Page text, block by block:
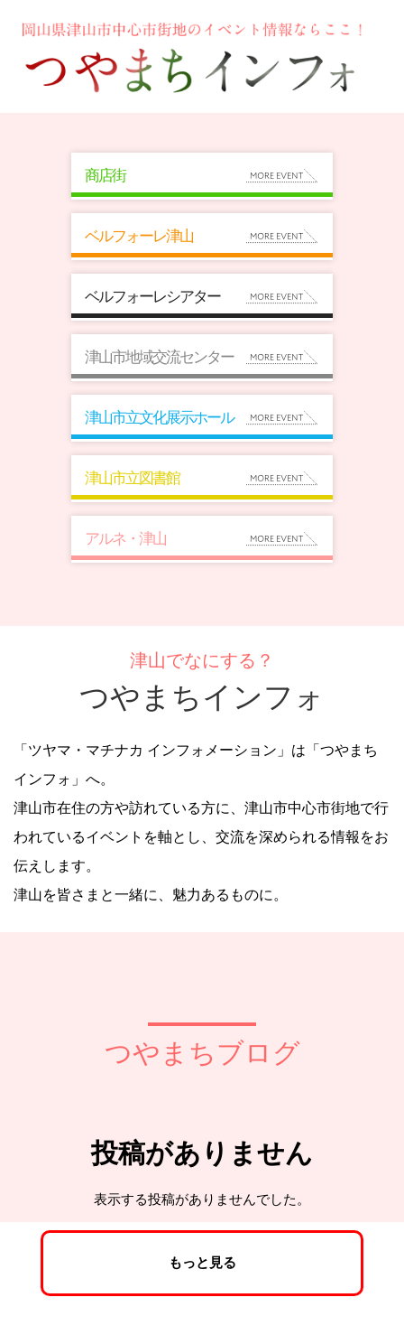
商店街
ベルフォーレ津山
ベルフォーレシアター
津山市地域交流センター
津山市立文化展示ホール
津山市立図書館
アルネ・津山
津山でなにする？
つやまちインフォ
「ツヤマ・マチナカ インフォメーション」は「つやまち
インフォ」へ。
津山市在住の方や訪れている方に、津山市中心市街地で行
われているイベントを軸とし、交流を深められる情報をお
伝えします。
津山を皆さまと一緒に、魅力あるものに。
つやまちブログ
投稿がありません
表示する投稿がありませんでした。
もっと見る